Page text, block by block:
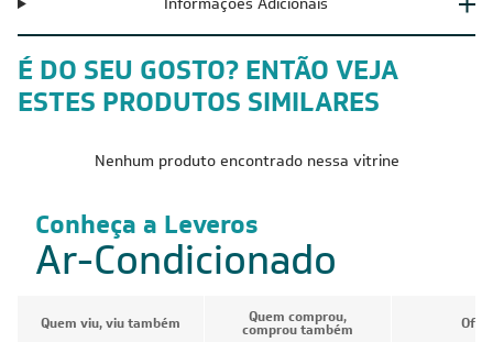
É DO SEU GOSTO? ENTÃO VEJA
ESTES PRODUTOS SIMILARES
Nenhum produto encontrado nessa vitrine
Conheça a Leveros
Ar-Condicionado
Quem viu, viu também Quem comprou,
comprou também